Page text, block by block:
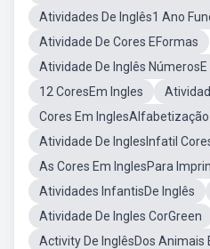
Atividades De Inglês1 Ano
Atividade De Cores EFormas
Atividade De Inglês
12 CoresEm Ingles
Cores Em InglesAlfabetização
Atividade De InglesInfatil
As Cores Em InglesPara
Atividades InfantisDe Inglês
Atividade De Ingles CorGreen
Activity De InglêsDos Animais